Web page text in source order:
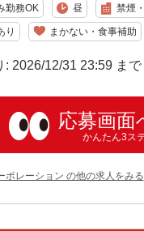
勤務OK 昼 禁煙
り まかない・食事補助
: 2026/12/31 23:59 まで
応募画面
かんたん3ス
ポレーション の他の求人をみる